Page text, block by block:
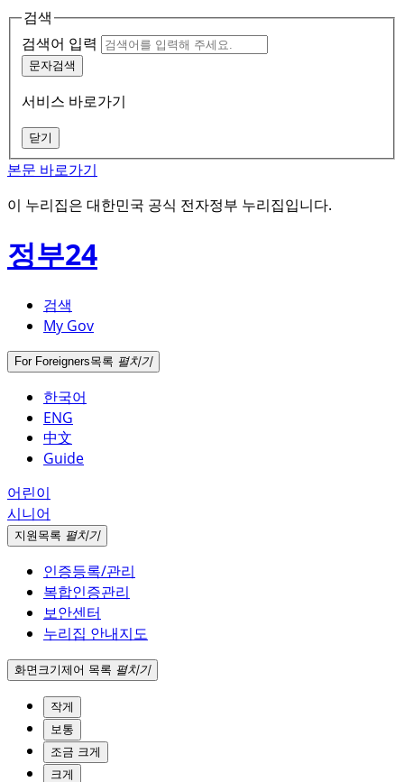
검색
검색어 입력
문자검색
서비스 바로가기
닫기
본문 바로가기
이 누리집은 대한민국 공식 전자정부 누리집입니다.
정부24
검색
My Gov
For Foreigners목록 펼치기
한국어
ENG
中文
Guide
어린이
시니어
지원 목록 펼치기
인증등록/관리
복합인증관리
보안센터
누리집 안내지도
화면크기제어 목록 펼치기
작게
보통
조금 크게
크게